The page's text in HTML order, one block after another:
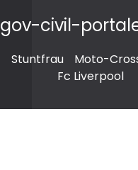
gov-civil-
Stuntfrau Moto-
Fc Liverpool